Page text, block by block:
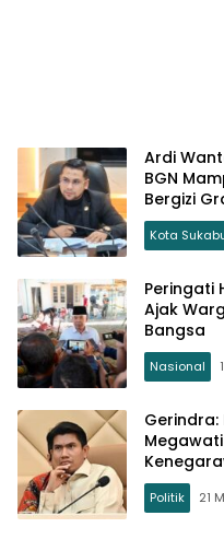
Ardi
BGN
Bergizi
Kota
Peringati
Ajak
Bangsa
Nasional
Politik 21